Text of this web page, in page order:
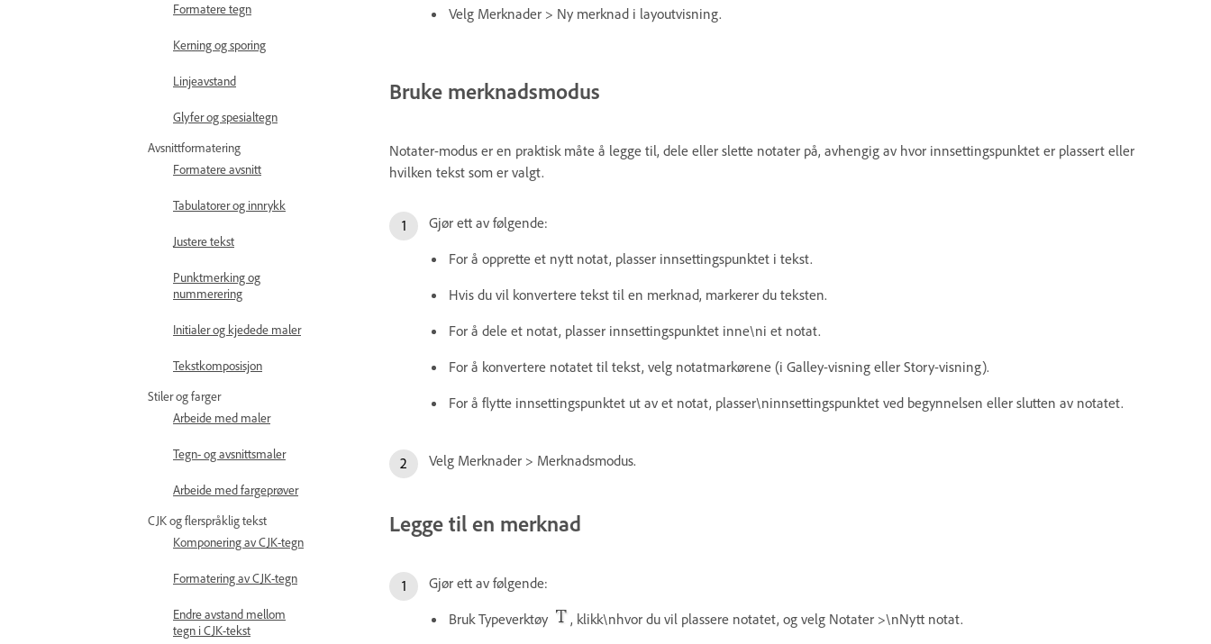
Formatere tegn
Kerning og sporing
Linjeavstand
Glyfer og spesialtegn
Avsnittformatering
Formatere avsnitt
Tabulatorer og innrykk
Justere tekst
Punktmerking og
nummerering
Initialer og kjedede maler
Tekstkomposisjon
Stiler og farger
Arbeide med maler
Tegn- og avsnittsmaler
Arbeide med fargeprøver
CJK og flerspråklig tekst
Komponering av CJK-tegn
Formatering av CJK-tegn
Endre avstand mellom
tegn i CJK-tekst
Velg Merknader > Ny merknad i layoutvisning.
Bruke merknadsmodus
Notater-modus er en praktisk måte å legge til, dele eller slette notater på, avhengig av hvor innsettingspunktet er plassert eller
hvilken tekst som er valgt.
Gjør ett av følgende:
For å opprette et nytt notat, plasser innsettingspunktet i tekst.
Hvis du vil konvertere tekst til en merknad, markerer du teksten.
For å dele et notat, plasser innsettingspunktet inne\ni et notat.
For å konvertere notatet til tekst, velg notatmarkørene (i Galley-visning eller Story-visning).
For å flytte innsettingspunktet ut av et notat, plasser\ninnsettingspunktet ved begynnelsen eller slutten av notatet.
Velg Merknader > Merknadsmodus.
Legge til en merknad
Gjør ett av følgende:
Bruk Typeverktøy
, klikk\nhvor du vil plassere notatet, og velg Notater >\nNytt notat.